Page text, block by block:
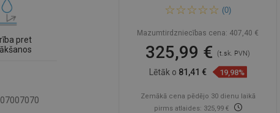
pret
vanna 180 x 80 cm ar apdari
ekrānu, melns raksts fiksēts
(0)
Mazumtirdzniecības cena: 407,40 €
325,99 €(t.sk. PVN)
Lētāk o 81,41 € 19,98%
Zemākā cena pēdējo 30 dienu laikā
pirms atlaides: 325,99 €